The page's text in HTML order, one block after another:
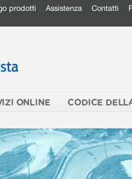
prodotti Assistenza Contatti
ONLINE CODICE